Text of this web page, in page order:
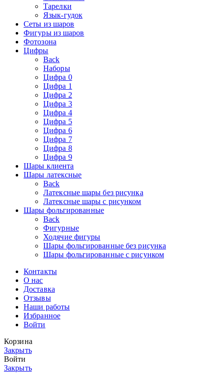
Тарелки
Язык-гудок
Сеты из шаров
Фигуры из шаров
Фотозона
Цифры
Back
Наборы
Цифра 0
Цифра 1
Цифра 2
Цифра 3
Цифра 4
Цифра 5
Цифра 6
Цифра 7
Цифра 8
Цифра 9
Шары клиента
Шары латексные
Back
Латексные шары без рисунка
Латексные шары с рисунком
Шары фольгированные
Back
Фигурные
Ходячие фигуры
Шары фольгированные без рисунка
Шары фольгированные с рисунком
Контакты
О нас
Доставка
Отзывы
Наши работы
Избранное
Войти
Корзина
Закрыть
Войти
Закрыть